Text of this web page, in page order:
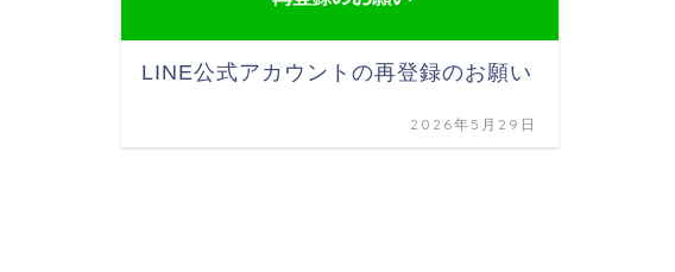
LINE公式アカウントの再登録のお願い
2026年5月29日